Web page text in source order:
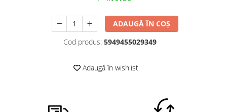
ADAUGĂ ÎN COȘ
Cod produs: 5949455029349
Adaugă în wishlist